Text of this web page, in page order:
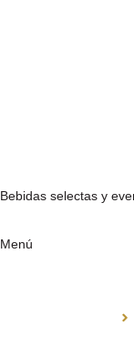
Bebidas selectas y
Menú